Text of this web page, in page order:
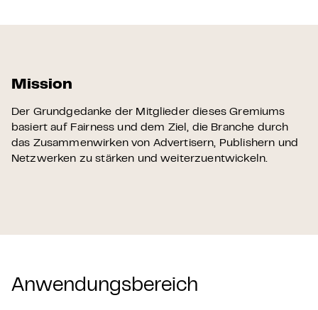
Mission
Der Grundgedanke der Mitglieder dieses Gremiums
basiert auf Fairness und dem Ziel, die Branche durch
das Zusammenwirken von Advertisern , Publishern und
Netzwerken zu stärken und weiterzuentwickeln.
Anwendungsbereich